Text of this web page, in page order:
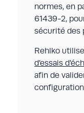
normes, en
61439-2,
sécurité des
Rehlko
d’essais
afin de